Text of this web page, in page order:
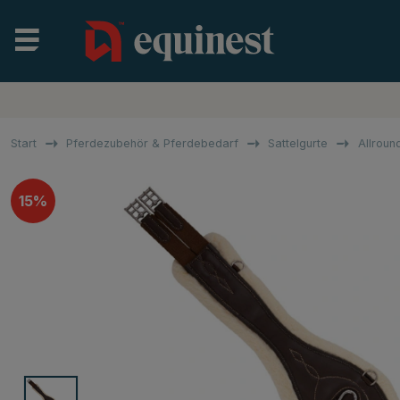
Start Pferdezubehör & Pferdebedarf Sattelgurte
15%